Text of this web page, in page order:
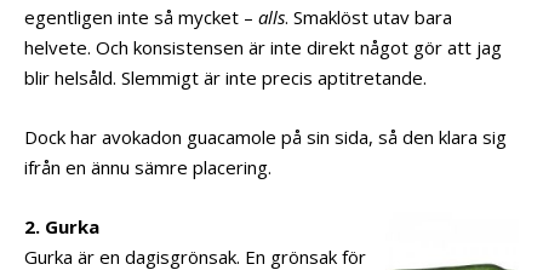
egentligen inte så mycket – alls. Smaklöst utav bara
helvete. Och konsistensen är inte direkt något gör att jag
blir helsåld. Slemmigt är inte precis aptitretande.
Dock har avokadon guacamole på sin sida, så den klara sig
ifrån en ännu sämre placering.
2. Gurka
Gurka är en dagisgrönsak. En grönsak för